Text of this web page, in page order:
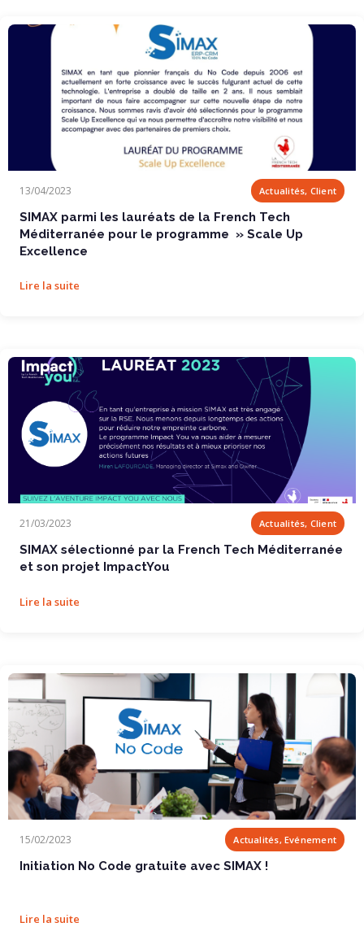
13/04/2023 Actualités, Client
SIMAX parmi les lauréats de la French Tech
Méditerranée pour le programme » Scale Up
Excellence
Lire la suite
21/03/2023 Actualités, Client
SIMAX sélectionné par la French Tech Méditerranée
et son projet ImpactYou
Lire la suite
15/02/2023 Actualités, Evénement
Initiation No Code gratuite avec SIMAX !
Lire la suite